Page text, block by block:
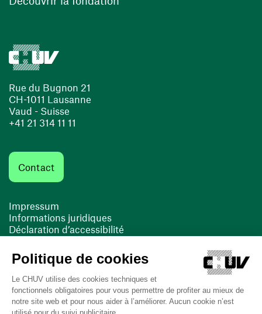
Rue du Bugnon 21
CH-1011 Lausanne
Vaud - Suisse
+41 21 314 11 11
Contact
Impressum
Informations juridiques
Déclaration d’accessibilité
Cookies
(ouvre une nouvelle fenêtre)